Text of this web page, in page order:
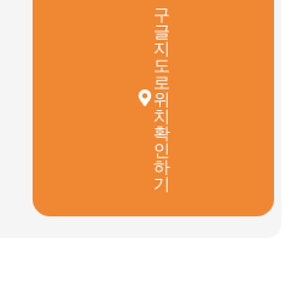
구
글
지
도
로
위
치
확
인
하
기